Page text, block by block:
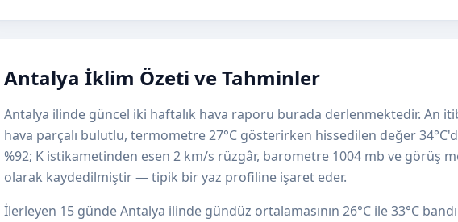
Antalya İklim Özeti ve Tahminler
Antalya ilinde güncel iki haftalık hava raporu burada derlenmektedir. An
hava parçalı bulutlu, termometre 27°C gösterirken hissedilen değer
%92; K istikametinden esen 2 km/s rüzgâr, barometre 1004 mb ve görüş
olarak kaydedilmiştir — tipik bir yaz profiline işaret eder.
İlerleyen 15 günde Antalya ilinde gündüz ortalamasının 26°C ile 33°C